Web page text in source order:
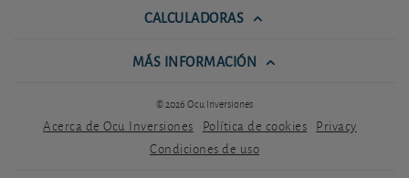
CALCULADORAS
MÁS INFORMACIÓN
© 2026 Ocu Inversiones
Acerca de Ocu Inversiones Política de cookies Privacy
Condiciones de uso